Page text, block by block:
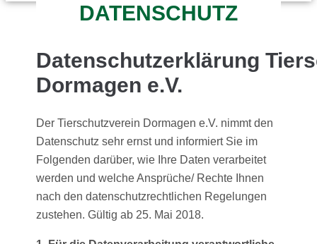
DATENSCHUTZ
Datenschutzerklärung
Dormagen e.V.
Der Tierschutzverein Dormagen e.V. nimmt den
Datenschutz sehr ernst und informiert Sie im
Folgenden darüber, wie Ihre Daten verarbeitet
werden und welche Ansprüche/ Rechte Ihnen
nach den datenschutzrechtlichen Regelungen
zustehen. Gültig ab 25. Mai 2018.